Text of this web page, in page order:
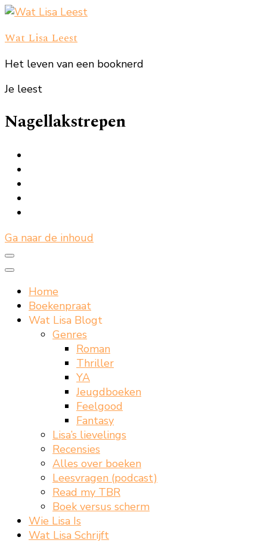
Wat Lisa Leest
Het leven van een booknerd
Je leest
Nagellakstrepen
Ga naar de inhoud
Home
Boekenpraat
Wat Lisa Blogt
Genres
Roman
Thriller
YA
Jeugdboeken
Feelgood
Fantasy
Lisa’s lievelings
Recensies
Alles over boeken
Leesvragen (podcast)
Read my TBR
Boek versus scherm
Wie Lisa Is
Wat Lisa Schrijft